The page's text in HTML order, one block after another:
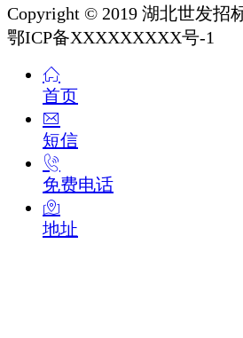
Copyright © 2019 湖北世发招
鄂ICP备XXXXXXXXX号-1
首页
短信
免费电话
地址